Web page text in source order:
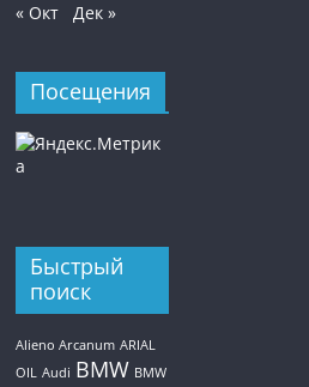
« Окт Дек »
Посещения
Быстрый
поиск
Alieno Arcanum ARIAL
OIL Audi BMW BMW